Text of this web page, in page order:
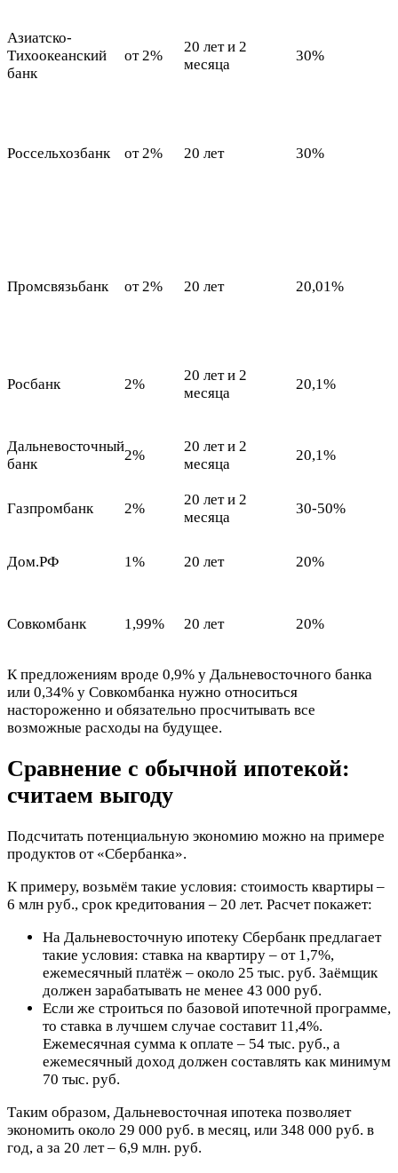
Азиатско-
Тихоокеанский
банк
от 2%
20 лет и 2
месяца
30%
Россельхозбанк от 2% 20 лет 30%
Промсвязьбанк от 2% 20 лет 20,01%
Росбанк 2%
20 лет и 2
месяца
20,1%
Дальневосточный
банк
2%
20 лет и 2
месяца
20,1%
Газпромбанк 2%
20 лет и 2
месяца
30-50%
Дом.РФ 1% 20 лет 20%
Совкомбанк 1,99% 20 лет 20%
К предложениям вроде 0,9% у Дальневосточного банка
или 0,34% у Совкомбанка нужно относиться
настороженно и обязательно просчитывать все
возможные расходы на будущее.
Сравнение с обычной ипотекой:
считаем выгоду
Подсчитать потенциальную экономию можно на примере
продуктов от «Сбербанка».
К примеру, возьмём такие условия: стоимость квартиры –
6 млн руб., срок кредитования – 20 лет. Расчет покажет:
На Дальневосточную ипотеку Сбербанк предлагает
такие условия: ставка на квартиру – от 1,7%,
ежемесячный платёж – около 25 тыс. руб. Заёмщик
должен зарабатывать не менее 43 000 руб.
Если же строиться по базовой ипотечной программе,
то ставка в лучшем случае составит 11,4%.
Ежемесячная сумма к оплате – 54 тыс. руб., а
ежемесячный доход должен составлять как минимум
70 тыс. руб.
Таким образом, Дальневосточная ипотека позволяет
экономить около 29 000 руб. в месяц, или 348 000 руб. в
год, а за 20 лет – 6,9 млн. руб.